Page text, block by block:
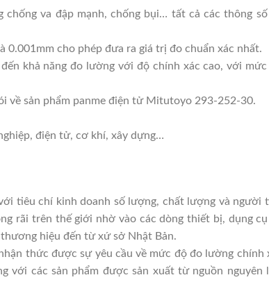
va đập mạnh, chống bụi… tất cả các thông
0.001mm cho phép đưa ra giá trị đo chuẩn xác nhất.
khả năng đo lường với độ chính xác cao, với mức
về sản phẩm panme điện tử Mitutoyo 293-252-30.
điện tử, cơ khí, xây dựng…
tiêu chí kinh doanh số lượng, chất lượng và người
rãi trên thế giới nhờ vào các dòng thiết bị, dụng
hiệu đến từ xứ sở Nhật Bản.
thức được sự yêu cầu về mức độ đo lường chính
với các sản phẩm được sản xuất từ nguồn nguyên